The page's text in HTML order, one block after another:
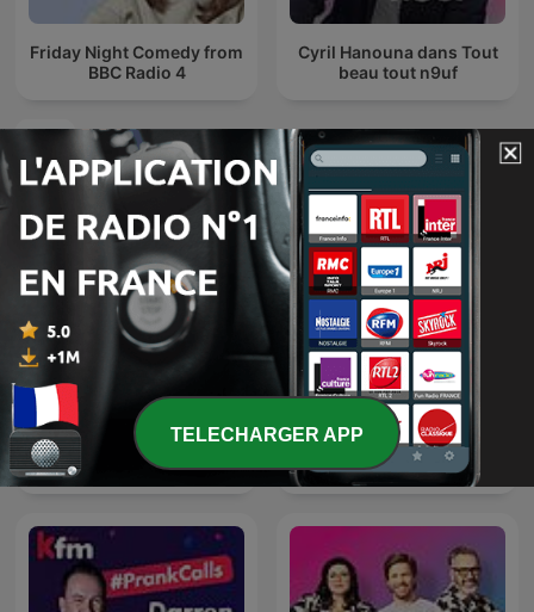
Friday Night Comedy from
BBC Radio 4
Cyril Hanouna dans Tout
beau tout n9uf
Podcasts internationaux Comédie
Sex & Sensibility El Despelote podcast
TELECHARGER APP